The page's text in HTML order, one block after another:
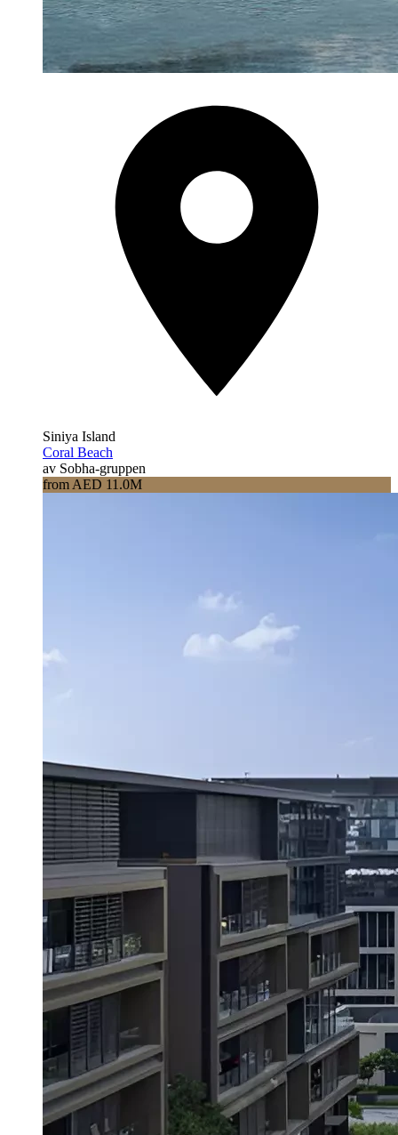
Siniya Island
Coral Beach
av Sobha-gruppen
from AED 11.0M